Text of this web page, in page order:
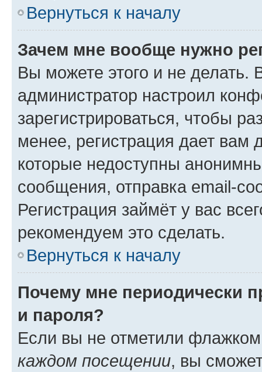
Вернуться к началу
Зачем мне вообще нужно
Вы можете этого и не делать.
администратор настроил
зарегистрироваться, чтобы
менее, регистрация дает вам
которые недоступны
сообщения, отправка email-
Регистрация займёт у вас
рекомендуем это сделать.
Вернуться к началу
Почему мне периодически
и пароля?
Если вы не отметили
каждом посещении, вы